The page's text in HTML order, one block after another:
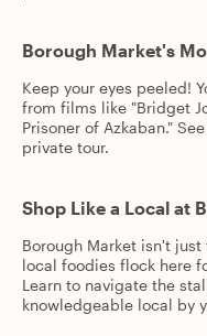
Borough Market's
Keep your eyes peeled!
from films like "Bridget
Prisoner of Azkaban."
private tour.
Shop Like a Local at
Borough Market isn't
local foodies flock here
Learn to navigate the
knowledgeable local by